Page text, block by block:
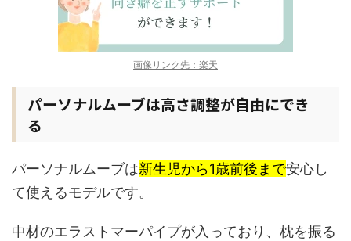
画像リンク先：楽天
パーソナルムーブは高さ調整が自由にでき
る
パーソナルムーブは新生児から1歳前後まで安心し
て使えるモデルです。
中材のエラストマーパイプが入っており、枕を振る